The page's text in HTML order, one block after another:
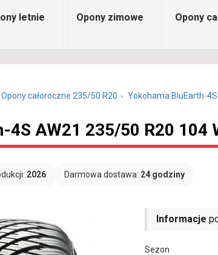
letnie Opony zimowe Opony
Opony całoroczne 235/50 R20 Yokohama BluEarth-4S
4S AW21 235/50 R20 104
2026 Darmowa dostawa: 24 godziny
Informacje
Sezon